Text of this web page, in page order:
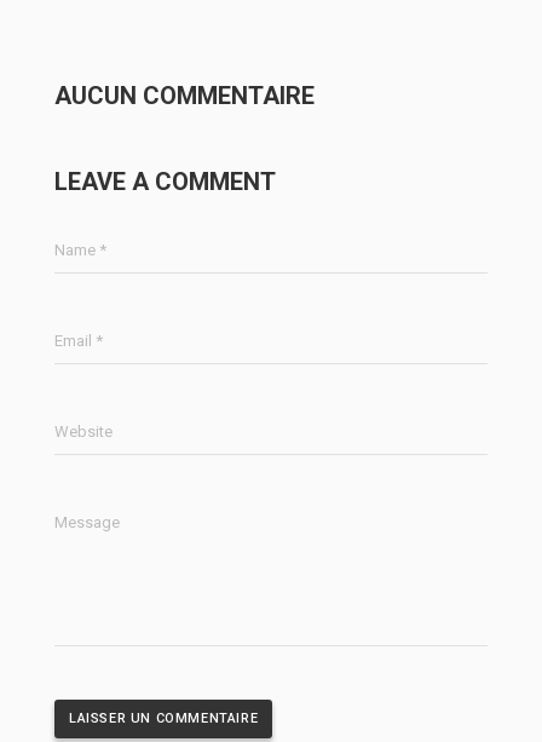
AUCUN COMMENTAIRE
LEAVE A COMMENT
Name *
Email *
Website
Message